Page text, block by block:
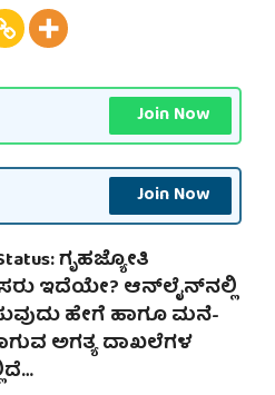
Join Now
Join Now
ಗೃಹಜ್ಯೋತಿ
ಇದೆಯೇ? ಆನ್‌ಲೈನ್‌ನಲ್ಲಿ
ಹೇಗೆ ಹಾಗೂ ಮನೆ-
ಅಗತ್ಯ ದಾಖಲೆಗಳ